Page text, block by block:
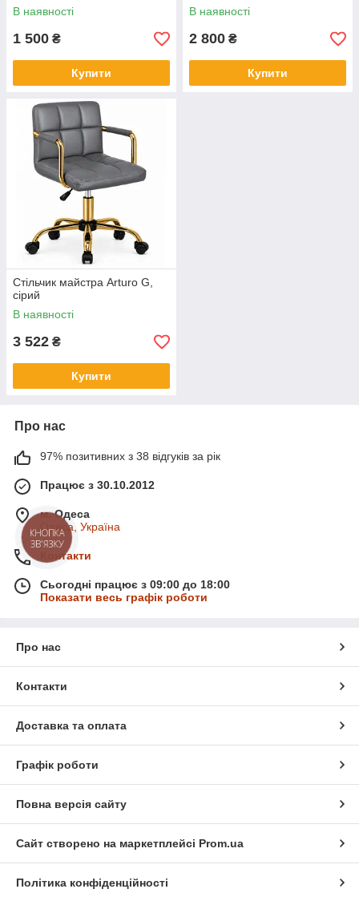
В наявності
1 500 ₴
Купити
В наявності
2 800 ₴
Купити
Стільчик майстра Arturo G,
сірий
В наявності
3 522 ₴
Купити
Про нас
97% позитивних з 38 відгуків за рік
Працює з 30.10.2012
м. Одеса
Одеса, Україна
Контакти
Сьогодні працює з 09:00 до 18:00
Показати весь графік роботи
Про нас
Контакти
Доставка та оплата
Графік роботи
Повна версія сайту
Сайт створено на маркетплейсі Prom.ua
Політика конфіденційності
КНОПКА
ЗВ'ЯЗКУ